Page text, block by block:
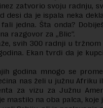
zatvorio svoju radnju,
desi da je ispala neka
jedna. Šta onda?
razgovor za „Blic“.
svih 300 radnji u
Ekan tvrdi da je
godina mnogo se
nas želi u južnu Afriku
za vizu za Južnu
mastilo na oba palca,